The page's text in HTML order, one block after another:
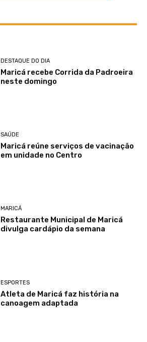
DESTAQUE DO DIA
Maricá recebe Corrida da Padroeira
neste domingo
SAÚDE
Maricá reúne serviços de vacinação
em unidade no Centro
MARICÁ
Restaurante Municipal de Maricá
divulga cardápio da semana
ESPORTES
Atleta de Maricá faz história na
canoagem adaptada